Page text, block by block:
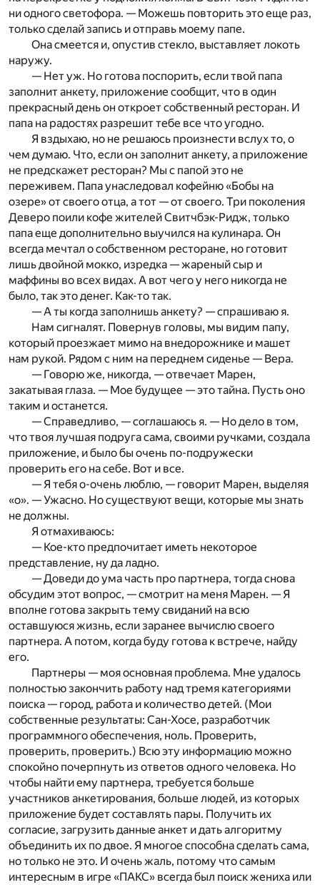
ни одного светофора. — Можешь повторить это еще раз,
только сделай запись и отправь моему папе.
Она смеется и, опустив стекло, выставляет локоть
наружу.
— Нет уж. Но готова поспорить, если твой папа
заполнит анкету, приложение сообщит, что в один
прекрасный день он откроет собственный ресторан. И
папа на радостях разрешит тебе все что угодно.
Я вздыхаю, но не решаюсь произнести вслух то, о
чем думаю. Что, если он заполнит анкету, а приложение
не предскажет ресторан? Мы с папой это не
переживем. Папа унаследовал кофейню «Бобы на
озере» от своего отца, а тот — от своего. Три поколения
Деверо поили кофе жителей Свитчбэк-Ридж, только
папа еще дополнительно выучился на кулинара. Он
всегда мечтал о собственном ресторане, но готовит
лишь двойной мокко, изредка — жареный сыр и
маффины во всех видах. А вот чего у него никогда не
было, так это денег. Как-то так.
— А ты когда заполнишь анкету? — спрашиваю я.
Нам сигналят. Повернув головы, мы видим папу,
который проезжает мимо на внедорожнике и машет
нам рукой. Рядом с ним на переднем сиденье — Вера.
— Говорю же, никогда, — отвечает Марен,
закатывая глаза. — Мое будущее — это тайна. Пусть оно
таким и останется.
— Справедливо, — соглашаюсь я. — Но дело в том,
что твоя лучшая подруга сама, своими ручками, создала
приложение, и было бы очень по-подружески
проверить его на себе. Вот и все.
— Я тебя о-очень люблю, — говорит Марен, выделяя
«о». — Ужасно. Но существуют вещи, которые мы знать
не должны.
Я отмахиваюсь:
— Кое-кто предпочитает иметь некоторое
представление, ну да ладно.
— Доведи до ума часть про партнера, тогда снова
обсудим этот вопрос, — смотрит на меня Марен. — Я
вполне готова закрыть тему свиданий на всю
оставшуюся жизнь, если заранее вычислю своего
партнера. А потом, когда буду готова к встрече, найду
его.
Партнеры — моя основная проблема. Мне удалось
полностью закончить работу над тремя категориями
поиска — город, работа и количество детей. (Мои
собственные результаты: Сан-Хосе, разработчик
программного обеспечения, ноль. Проверить,
проверить, проверить.) Всю эту информацию можно
спокойно почерпнуть из ответов одного человека. Но
чтобы найти ему партнера, требуется больше
участников анкетирования, больше людей, из которых
приложение будет составлять пары. Получить их
согласие, загрузить данные анкет и дать алгоритму
объединить их по двое. Я многое способна сделать сама,
но только не это. И очень жаль, потому что самым
интересным в игре «ПАКС» всегда был поиск жениха или